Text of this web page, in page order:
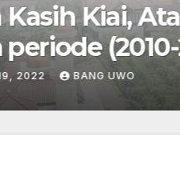
Kiai,
(2010-
2022 BANG UWO